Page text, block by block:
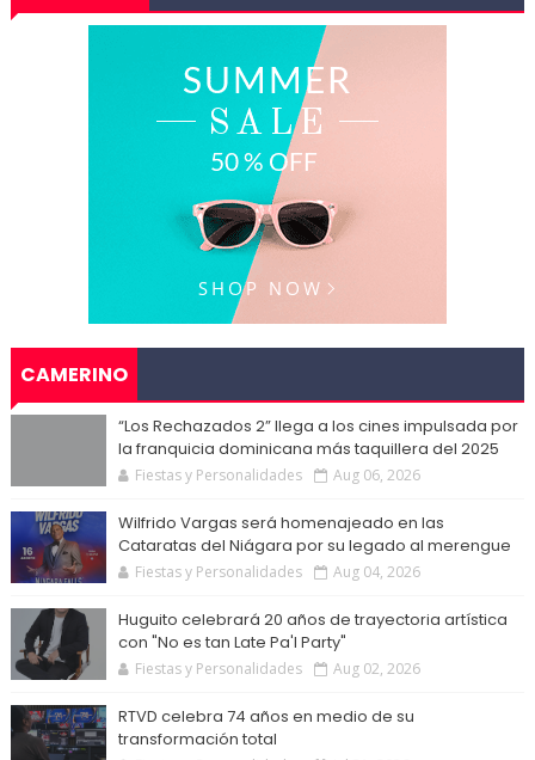
CAMERINO
“Los Rechazados 2” llega a los cines impulsada por
la franquicia dominicana más taquillera del 2025
Fiestas y Personalidades Aug 06, 2026
Wilfrido Vargas será homenajeado en las
Cataratas del Niágara por su legado al merengue
Fiestas y Personalidades Aug 04, 2026
Huguito celebrará 20 años de trayectoria artística
con "No es tan Late Pa'l Party"
Fiestas y Personalidades Aug 02, 2026
RTVD celebra 74 años en medio de su
transformación total